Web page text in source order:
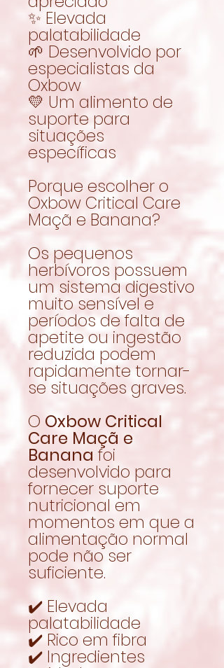
✨ Elevada
palatabilidade
🌱 Desenvolvido por
especialistas da
Oxbow
💛 Um alimento de
suporte para
situações
específicas
Porque escolher o
Oxbow Critical Care
Maçã e Banana?
Os pequenos
herbívoros possuem
um sistema digestivo
muito sensível e
períodos de falta de
apetite ou ingestão
reduzida podem
rapidamente tornar-
se situações graves.
O Oxbow Critical
Care Maçã e
Banana foi
desenvolvido para
fornecer suporte
nutricional em
momentos em que a
alimentação normal
pode não ser
suficiente.
✔️ Elevada
palatabilidade
✔️ Rico em fibra
✔️ Ingredientes